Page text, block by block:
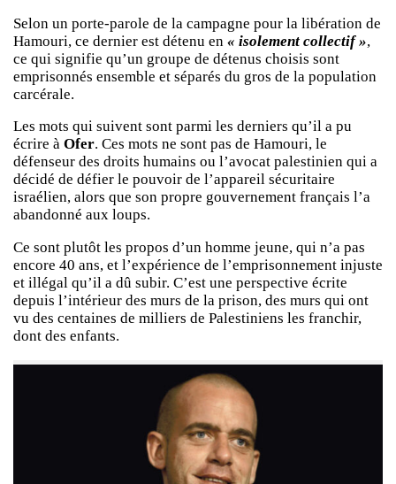
Selon un porte-parole de la campagne pour la libération de
Hamouri, ce dernier est détenu en « isolement collectif »,
ce qui signifie qu’un groupe de détenus choisis sont
emprisonnés ensemble et séparés du gros de la population
carcérale.
Les mots qui suivent sont parmi les derniers qu’il a pu
écrire à Ofer. Ces mots ne sont pas de Hamouri, le
défenseur des droits humains ou l’avocat palestinien qui a
décidé de défier le pouvoir de l’appareil sécuritaire
israélien, alors que son propre gouvernement français l’a
abandonné aux loups.
Ce sont plutôt les propos d’un homme jeune, qui n’a pas
encore 40 ans, et l’expérience de l’emprisonnement injuste
et illégal qu’il a dû subir. C’est une perspective écrite
depuis l’intérieur des murs de la prison, des murs qui ont
vu des centaines de milliers de Palestiniens les franchir,
dont des enfants.